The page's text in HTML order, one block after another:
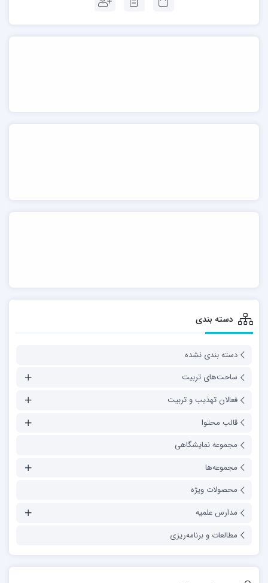
دسته بندی
دسته بندی نشده
ساحت‌های تربیت
فعالان تهذیب و تربیت
قالب محتوا
مجموعه نمایشگاهی
مجموعه‌ها
محصولات ویژه
مدارس علمیه
مطالعات و برنامه‌ریزی